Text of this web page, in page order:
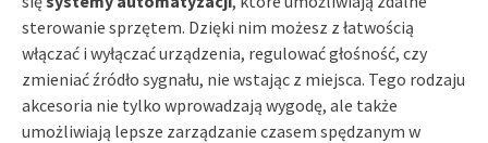
sterowanie sprzętem. Dzięki nim możesz z łatwością
włączać i wyłączać urządzenia, regulować głośność, czy
zmieniać źródło sygnału, nie wstając z miejsca. Tego rodzaju
akcesoria nie tylko wprowadzają wygodę, ale także
umożliwiają lepsze zarządzanie czasem spędzanym w